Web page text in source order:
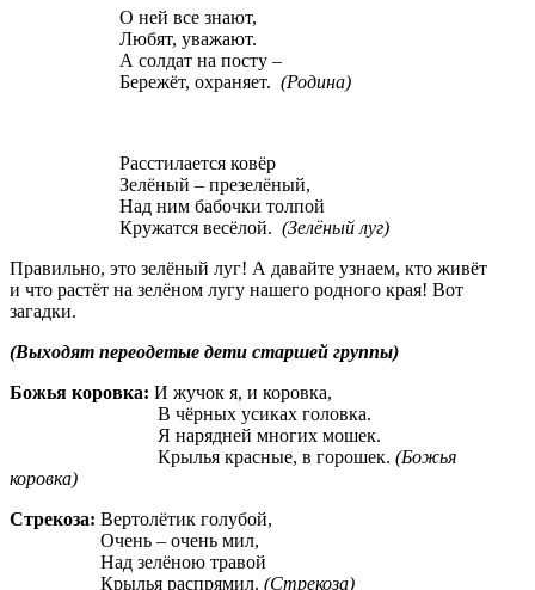
О ней все знают,
Любят, уважают.
А солдат на посту –
Бережёт, охраняет. (Родина)
Расстилается ковёр
Зелёный – презелёный,
Над ним бабочки толпой
Кружатся весёлой. (Зелёный луг)
Правильно, это зелёный луг! А давайте узнаем, кто живёт
и что растёт на зелёном лугу нашего родного края! Вот
загадки.
(Выходят переодетые дети старшей группы)
Божья коровка: И жучок я, и коровка,
В чёрных усиках головка.
Я нарядней многих мошек.
Крылья красные, в горошек. (Божья
коровка)
Стрекоза: Вертолётик голубой,
Очень – очень мил,
Над зелёною травой
Крылья распрямил. (Стрекоза)